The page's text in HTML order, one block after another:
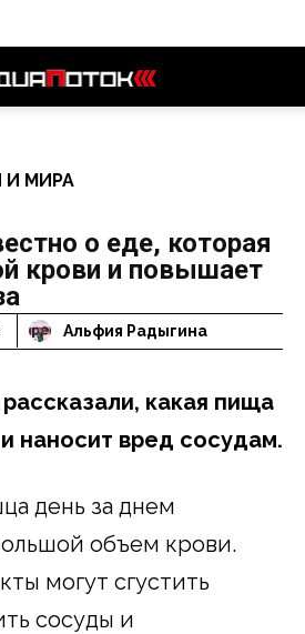
И МИРА
о еде, которая
крови и повышает
Альфия Радыгина
какая пища
наносит вред сосудам.
день за днем
объем крови.
могут сгустить
сосуды и